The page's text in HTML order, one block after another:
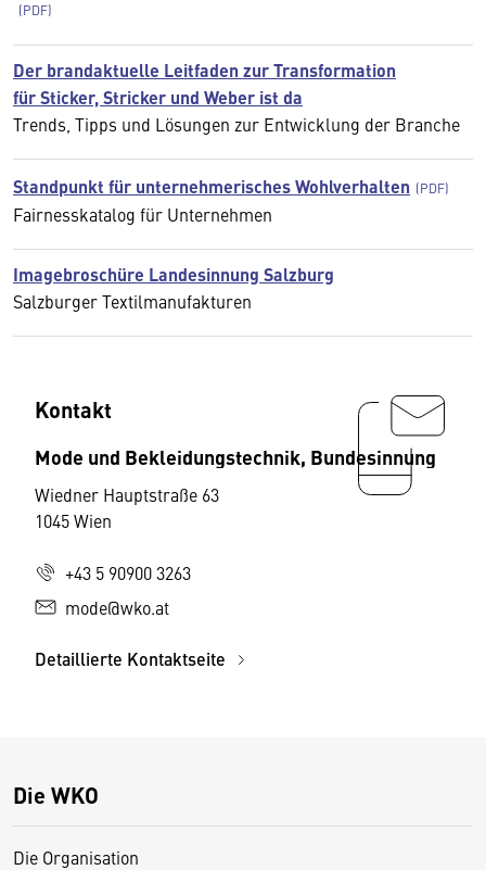
Der brandaktuelle Leitfaden zur Transformation
für Sticker, Stricker und Weber ist da
Trends, Tipps und Lösungen zur Entwicklung der Branche
Standpunkt für unternehmerisches Wohlverhalten
Fairnesskatalog für Unternehmen
Imagebroschüre Landesinnung Salzburg
Salzburger Textilmanufakturen
Kontakt
Mode und Bekleidungstechnik, Bundesinnung
Wiedner Hauptstraße 63
1045 Wien
+43 5 90900 3263
mode@wko.at
Detaillierte Kontaktseite
Die WKO
Die Organisation